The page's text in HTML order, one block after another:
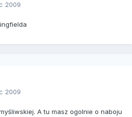
2009
2009
A tu masz ogolnie o naboju